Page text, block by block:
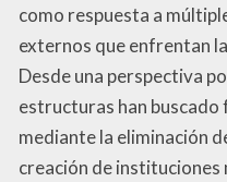
como respuesta a
externos que enfrentan
Desde una perspectiva
estructuras han
mediante la eliminación
creación de